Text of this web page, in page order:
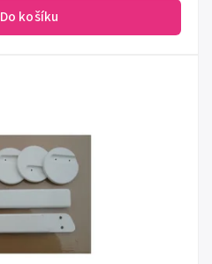
Do košíku